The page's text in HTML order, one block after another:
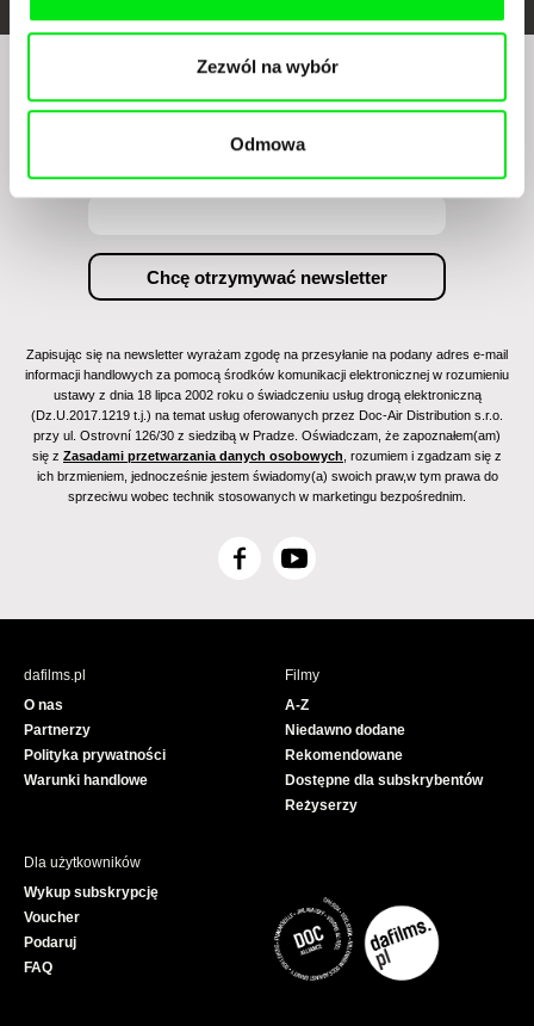
Zezwól na wybór
Odmowa
Czy chcesz regularnie otrzymywać newsletter z
Zapisując się na newsletter wyrażam zgodę na przesyłanie na podany adres e-mail
informacji handlowych za pomocą środków komunikacji elektronicznej w rozumieniu
ustawy z dnia 18 lipca 2002 roku o świadczeniu usług drogą elektroniczną
(Dz.U.2017.1219 t.j.) na temat usług oferowanych przez Doc-Air Distribution s.r.o.
przy ul. Ostrovní 126/30 z siedzibą w Pradze. Oświadczam, że zapoznałem(am)
się z Zasadami przetwarzania danych osobowych , rozumiem i zgadzam się z
ich brzmieniem, jednocześnie jestem świadomy(a) swoich praw,w tym prawa do
sprzeciwu wobec technik stosowanych w marketingu bezpośrednim.
F
c
Y
u
e
dafilms.pl
O nas
Partnerzy
Polityka prywatności
Warunki handlowe
Filmy
A-Z
Niedawno dodane
Rekomendowane
Dostępne dla subskrybentów
Reżyserzy
Dla użytkowników
Wykup subskrypcję
Voucher
Podaruj
FAQ